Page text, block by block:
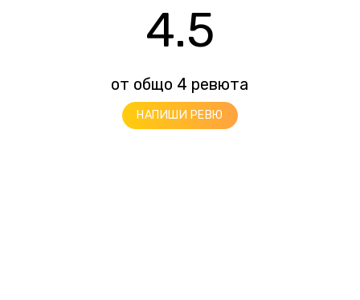
4.5
от общо 4 ревюта
НАПИШИ РЕВЮ